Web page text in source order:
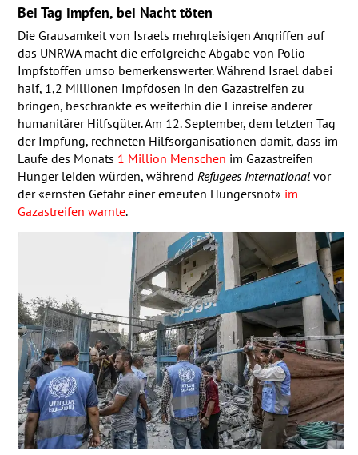
Bei Tag impfen, bei Nacht töten
Die Grausamkeit von Israels mehrgleisigen Angriffen auf
das UNRWAmacht die erfolgreiche Abgabe von Polio-
Impfstoffen umso bemerkenswerter. Während Israel dabei
half, 1,2 Millionen Impfdosen in den Gazastreifen zu
bringen, beschränkte es weiterhin die Einreise anderer
humanitärer Hilfsgüter. Am 12. September, dem letzten Tag
der Impfung, rechneten Hilfsorganisationen damit, dass im
Laufe des Monats 1 Million Menschen im Gazastreifen
Hunger leiden würden, während Refugees Internationalvor
der «ernsten Gefahr einer erneuten Hungersnot» im
Gazastreifen warnte.